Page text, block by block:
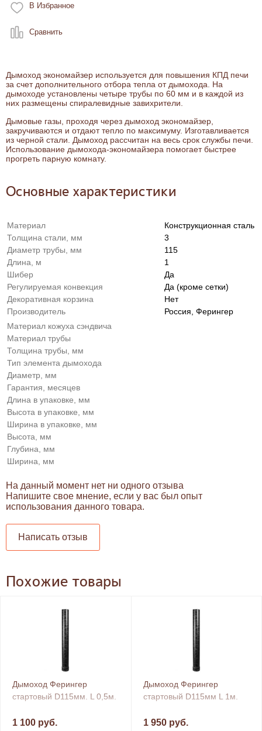
В Избранное
Сравнить
Дымоход экономайзер используется для повышения КПД печи
за счет дополнительного отбора тепла от дымохода. На
дымоходе установлены четыре трубы по 60 мм и в каждой из
них размещены спиралевидные завихрители.
Дымовые газы, проходя через дымоход экономайзер,
закручиваются и отдают тепло по максимуму. Изготавливается
из черной стали. Дымоход рассчитан на весь срок службы печи.
Использование дымохода-экономайзера помогает быстрее
прогреть парную комнату.
Основные характеристики
Материал
Конструкционная сталь
Толщина стали, мм
3
Диаметр трубы, мм
115
Длина, м
1
Шибер
Да
Регулируемая конвекция
Да (кроме сетки)
Декоративная корзина
Нет
Производитель
Россия, Ферингер
Материал кожуха сэндвича
Материал трубы
Толщина трубы, мм
Тип элемента дымохода
Диаметр, мм
Гарантия, месяцев
Длина в упаковке, мм
Высота в упаковке, мм
Ширина в упаковке, мм
Высота, мм
Глубина, мм
Ширина, мм
На данный момент нет ни одного отзыва
Напишите свое мнение, если у вас был опыт
использования данного товара.
Написать отзыв
Похожие товары
Дымоход Ферингер
стартовый D115мм. L 0,5м.
1 100 руб.
Дымоход Ферингер
стартовый D115мм L 1м.
1 950 руб.